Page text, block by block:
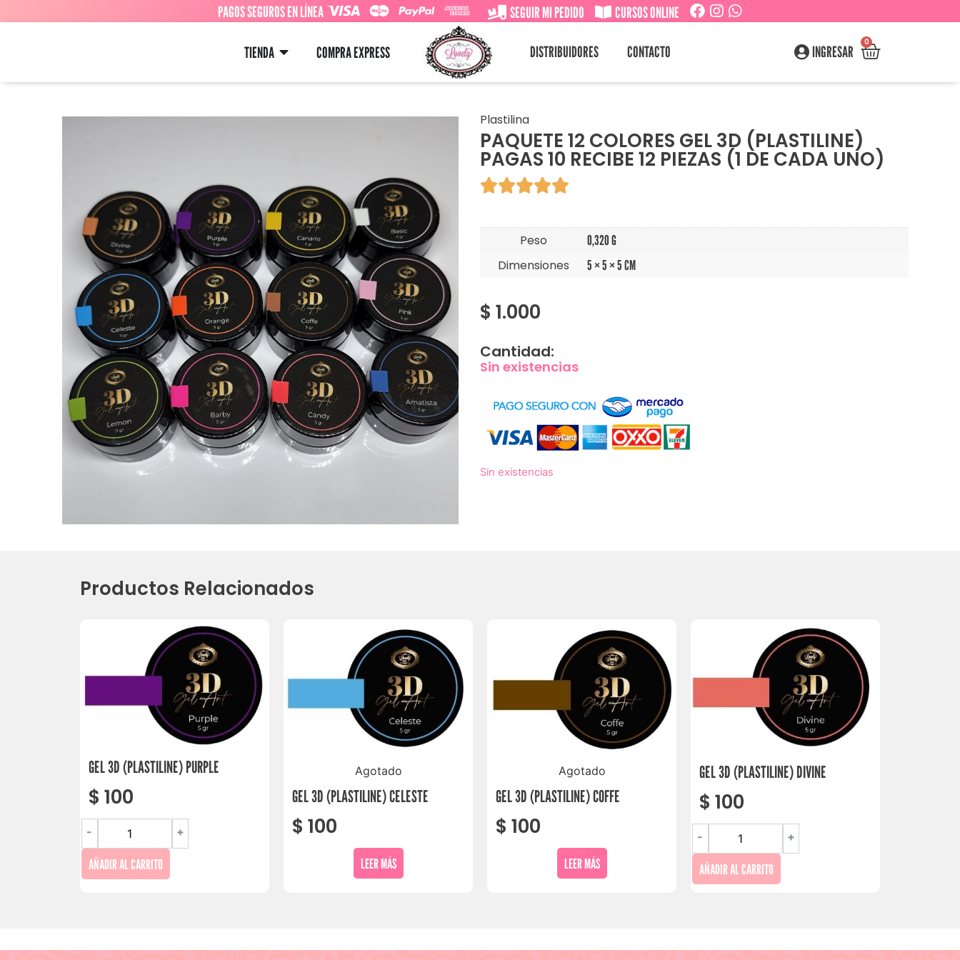
PAGOS SEGUROS EN LÍNEA SEGUIR MI PEDIDO CURSOS ONLINE
TIENDA COMPRA EXPRESS DISTRIBUIDORES CONTACTO INGRESAR
0
Plastilina
PAQUETE 12 COLORES GEL 3D (PLASTILINE)
PAGAS 10 RECIBE 12 PIEZAS (1 DE CADA UNO)

Peso 0,320 G
Dimensiones 5 × 5 × 5 CM
$ 1.000
Cantidad:
Sin existencias
Sin existencias
Productos Relacionados
GEL 3D (PLASTILINE) PURPLE
$ 100
- +
AÑADIR AL CARRITO
Agotado
GEL 3D (PLASTILINE) CELESTE
$ 100
LEER MÁS
Agotado
GEL 3D (PLASTILINE) COFFE
$ 100
LEER MÁS
GEL 3D (PLASTILINE) DIVINE
$ 100
- +
AÑADIR AL CARRITO